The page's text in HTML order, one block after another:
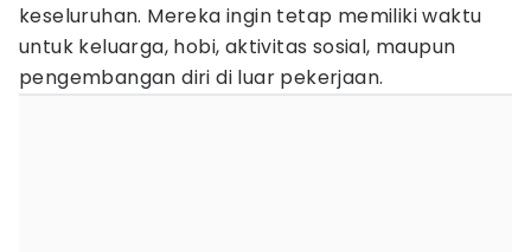
keseluruhan. Mereka ingin tetap memiliki waktu
untuk keluarga, hobi, aktivitas sosial, maupun
pengembangan diri di luar pekerjaan.